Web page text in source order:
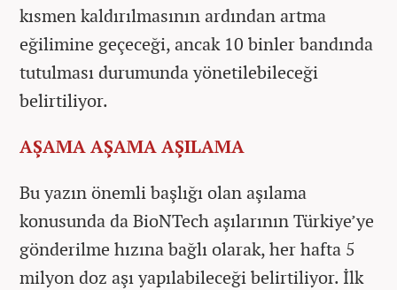
kısmen kaldırılmasının ardından artma
eğilimine geçeceği, ancak 10 binler bandında
tutulması durumunda yönetilebileceği
belirtiliyor.
AŞAMA AŞAMA AŞILAMA
Bu yazın önemli başlığı olan aşılama
konusunda da BioNTech aşılarının Türkiye’ye
gönderilme hızına bağlı olarak, her hafta 5
milyon doz aşı yapılabileceği belirtiliyor. İlk